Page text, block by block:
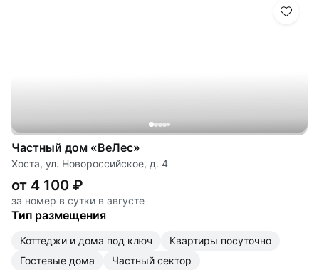
Частный дом «ВеЛес»
Хоста, ул. Новороссийское, д. 4
от 4 100 ₽
за номер в сутки в августе
Тип размещения
коттеджи и дома под ключ
квартиры посуточно
гостевые дома
частный сектор